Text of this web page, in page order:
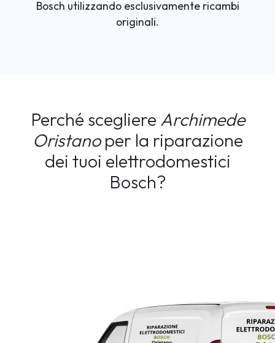
Bosch utilizzando esclusivamente ricambi
originali.
Perché scegliere Archimede
Oristanoper la riparazione
dei tuoi elettrodomestici
Bosch?